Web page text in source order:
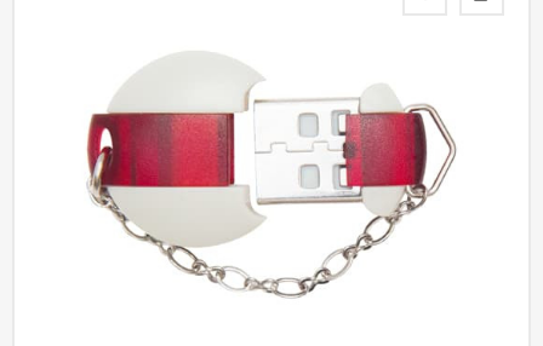
Пользовательское
соглашение
Публичная